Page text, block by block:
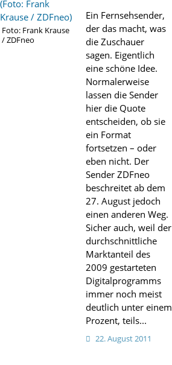
Foto: Frank Krause
/ ZDFneo
Ein Fernsehsender,
der das macht, was
die Zuschauer
sagen. Eigentlich
eine schöne Idee.
Normalerweise
lassen die Sender
hier die Quote
entscheiden, ob sie
ein Format
fortsetzen – oder
eben nicht. Der
Sender ZDFneo
beschreitet ab dem
27. August jedoch
einen anderen Weg.
Sicher auch, weil der
durchschnittliche
Marktanteil des
2009 gestarteten
Digitalprogramms
immer noch meist
deutlich unter einem
Prozent, teils...
22. August 2011